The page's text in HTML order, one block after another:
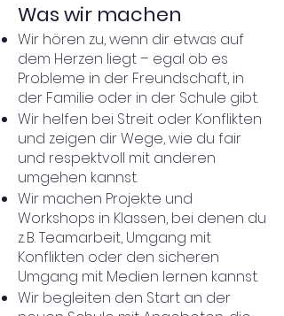
Was wir machen
Wir hören zu, wenn dir etwas auf
dem Herzen liegt – egal ob es
Probleme in der Freundschaft, in
der Familie oder in der Schule gibt.
Wir helfen bei Streit oder Konflikten
und zeigen dir Wege, wie du fair
und respektvoll mit anderen
umgehen kannst.
Wir machen Projekte und
Workshops in Klassen, bei denen du
z. B. Teamarbeit, Umgang mit
Konflikten oder den sicheren
Umgang mit Medien lernen kannst.
Wir begleiten den Start an der